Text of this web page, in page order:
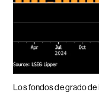
Los fondos de grado